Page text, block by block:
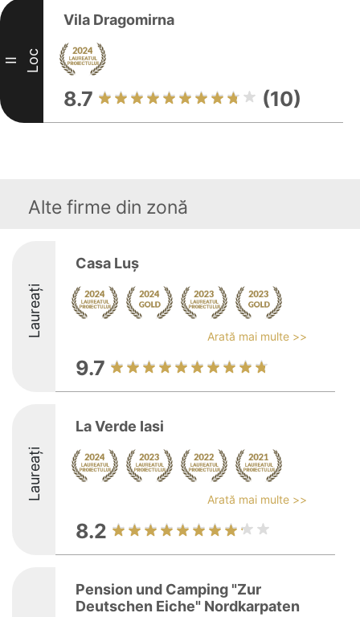
II Loc
Vila Dragomirna
8.7 (10)
Alte firme din zonă
Laureați
Casa Luș
Arată mai multe >>
9.7
Laureați
La Verde Iasi
Arată mai multe >>
8.2
Pension und Camping "Zur
Deutschen Eiche" Nordkarpaten